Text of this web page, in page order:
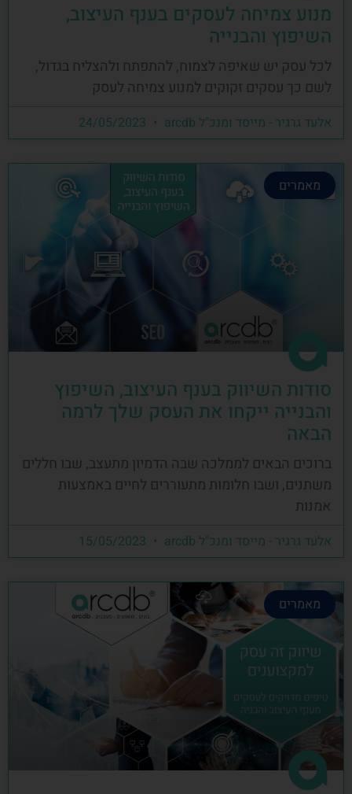
מנוע צמיחה לעסקים בענף העיצוב,
השיפוץ והבנייה
לכל עסק יש שאיפה לצמוח, להתפתח ולהצליח בגדול,
לשם כך עסקים זקוקים למנוע צמיחה לעסק
אלעד גרגיר - מייסד ומנכ"ל arcdb
מאמרים
סודות השיווק בענף העיצוב, השיפוץ
והבנייה ייקחו את העסק שלך לרמה
הבאה
ברוכים הבאים לממלכה שבה הדמיון מתעצב, שבו חללים
משתנים, ושבו חלומות מתעוררים לחיים באמצעות
אמנות
אלעד גרגיר - מייסד ומנכ"ל arcdb
מאמרים